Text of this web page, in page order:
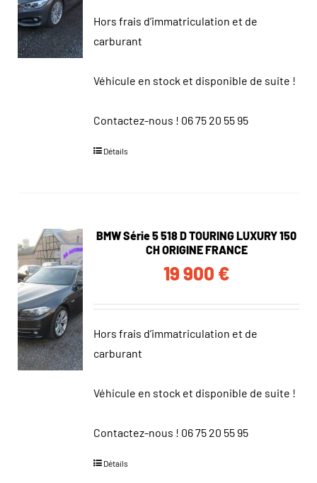
Hors frais d’immatriculation et de
carburant
Véhicule en stock et disponible de suite !
Contactez-nous ! 06 75 20 55 95
Détails
BMW Série 5 518 D TOURING LUXURY 150
CH ORIGINE FRANCE
19 900 €
Hors frais d’immatriculation et de
carburant
Véhicule en stock et disponible de suite !
Contactez-nous ! 06 75 20 55 95
Détails